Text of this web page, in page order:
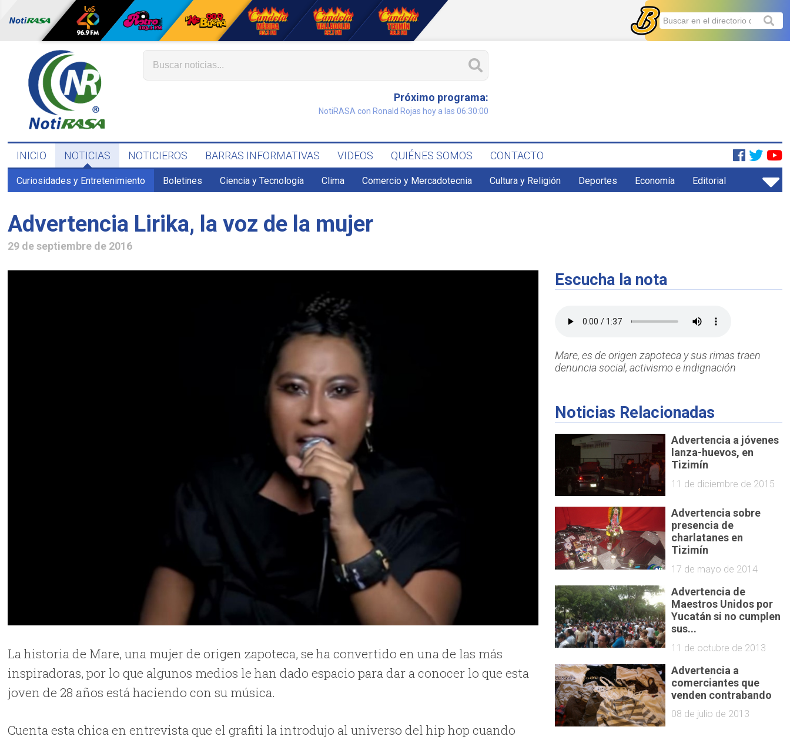
Próximo programa:
NotiRASA con Ronald Rojas hoy a las 06:30:00
INICIO NOTICIAS NOTICIEROS BARRAS INFORMATIVAS VIDEOS QUIÉNES SOMOS CONTACTO
Curiosidades y Entretenimiento Boletines Ciencia y Tecnología Clima Comercio y Mercadotecnia Cultura y Religión Deportes Economía Editorial
Advertencia Lirika, la voz de la mujer
29 de septiembre de 2016
La historia de Mare, una mujer de origen zapoteca, se ha convertido en una de las más
inspiradoras, por lo que algunos medios le han dado espacio para dar a conocer lo que esta
joven de 28 años está haciendo con su música.
Cuenta esta chica en entrevista que el grafiti la introdujo al universo del hip hop cuando
Escucha la nota
Mare, es de origen zapoteca y sus rimas traen
denuncia social, activismo e indignación
Noticias Relacionadas
Advertencia a jóvenes
lanza-huevos, en
Tizimín
11 de diciembre de 2015
Advertencia sobre
presencia de
charlatanes en
Tizimín
17 de mayo de 2014
Advertencia de
Maestros Unidos por
Yucatán si no cumplen
sus...
11 de octubre de 2013
Advertencia a
comerciantes que
venden contrabando
08 de julio de 2013